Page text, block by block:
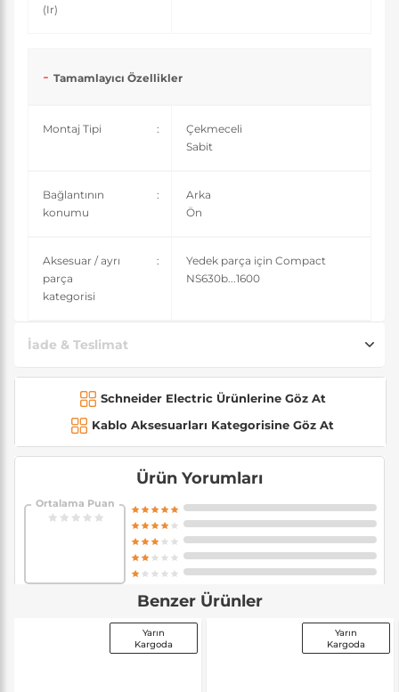
(Ir)
Tamamlayıcı Özellikler
Montaj Tipi :
Çekmeceli
Sabit
Bağlantının
konumu
:
Arka
Ön
Aksesuar / ayrı
parça
kategorisi
:
Yedek parça için Compact
NS630b...1600
İade & Teslimat
Schneider Electric Ürünlerine Göz At
Kablo Aksesuarları Kategorisine Göz At
Ürün Yorumları
Ortalama Puan
Benzer Ürünler
Yarın
Kargoda
Yarın
Kargoda